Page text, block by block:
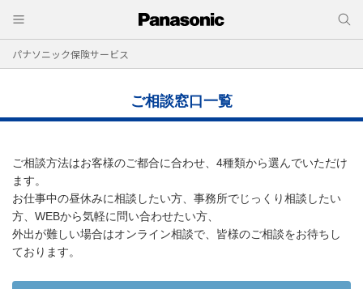
パナソニック保険サービス
ご相談窓口一覧
ご相談方法はお客様のご都合に合わせ、4種類から選んでいただけ
ます。
お仕事中の昼休みに相談したい方、事務所でじっくり相談したい
方、WEBから気軽に問い合わせたい方、
外出が難しい場合はオンライン相談で、皆様のご相談をお待ちし
ております。